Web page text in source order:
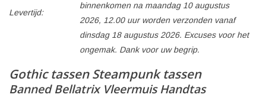
Levertijd:
binnenkomen na maandag 10 augustus
2026, 12.00 uur worden verzonden vanaf
dinsdag 18 augustus 2026. Excuses voor het
ongemak. Dank voor uw begrip.
Gothic tassen Steampunk tassen
Banned Bellatrix Vleermuis Handtas